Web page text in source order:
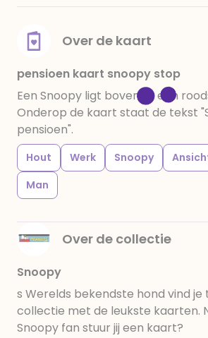
Over de kaart
pensioen kaart snoopy stop
Een Snoopy ligt bovenop een
Onderop de kaart staat de tekst
pensioen".
Hout Werk Snoopy
Man
Over de collectie
Snoopy
s Werelds bekendste hond vind je
collectie met de leukste kaarten.
Snoopy fan stuur jij een kaart?